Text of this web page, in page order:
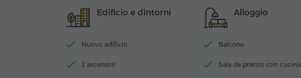
Edificio e dintorni
Nuovo edificio
2 ascensori
Alloggio
Balcone
Sala da pranzo con cucina